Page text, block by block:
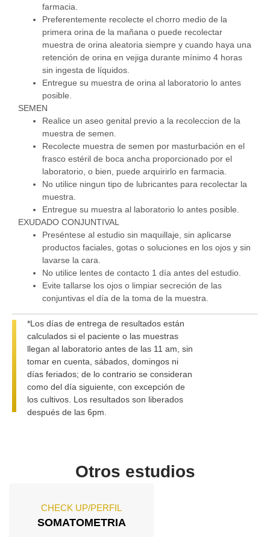
farmacia.
Preferentemente recolecte el chorro medio de la
primera orina de la mañana o puede recolectar
muestra de orina aleatoria siempre y cuando haya una
retención de orina en vejiga durante mínimo 4 horas
sin ingesta de líquidos.
Entregue su muestra de orina al laboratorio lo antes
posible.
SEMEN
Realice un aseo genital previo a la recoleccion de la
muestra de semen.
Recolecte muestra de semen por masturbación en el
frasco estéril de boca ancha proporcionado por el
laboratorio, o bien, puede arquirirlo en farmacia.
No utilice ningun tipo de lubricantes para recolectar la
muestra.
Entregue su muestra al laboratorio lo antes posible.
EXUDADO CONJUNTIVAL
Preséntese al estudio sin maquillaje, sin aplicarse
productos faciales, gotas o soluciones en los ojos y sin
lavarse la cara.
No utilice lentes de contacto 1 día antes del estudio.
Evite tallarse los ojos o limpiar secreción de las
conjuntivas el día de la toma de la muestra.
*Los días de entrega de resultados están
calculados si el paciente o las muestras
llegan al laboratorio antes de las 11 am, sin
tomar en cuenta, sábados, domingos ni
días feriados; de lo contrario se consideran
como del día siguiente, con excepción de
los cultivos. Los resultados son liberados
después de las 6pm.
Otros estudios
CHECK UP/PERFIL
SOMATOMETRIA